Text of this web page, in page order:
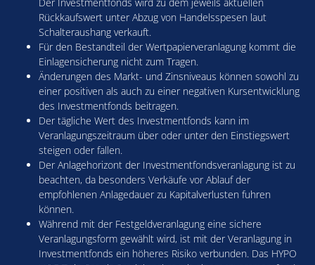
Rückkaufswert unter Abzug von Handelsspesen laut
Schalteraushang verkauft.
Für den Bestandteil der Wertpapierveranlagung kommt die
Einlagensicherung nicht zum Tragen.
Änderungen des Markt- und Zinsniveaus können sowohl zu
einer positiven als auch zu einer negativen Kursentwicklung
des Investmentfonds beitragen.
Der tägliche Wert des Investmentfonds kann im
Veranlagungszeitraum über oder unter den Einstiegswert
steigen oder fallen.
Der Anlagehorizont der Investmentfondsveranlagung ist zu
beachten, da besonders Verkäufe vor Ablauf der
empfohlenen Anlagedauer zu Kapitalverlusten fuhren
können.
Während mit der Festgeldveranlagung eine sichere
Veranlagungsform gewählt wird, ist mit der Veranlagung in
Investmentfonds ein höheres Risiko verbunden. Das HYPO